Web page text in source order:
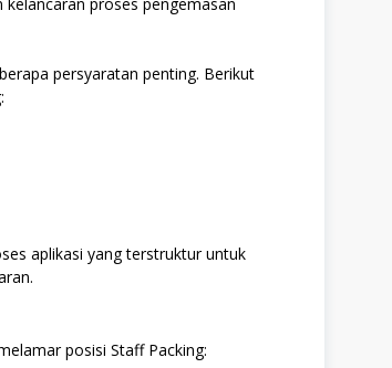
persyaratan penting. Berikut
aplikasi yang terstruktur untuk
posisi Staff Packing: